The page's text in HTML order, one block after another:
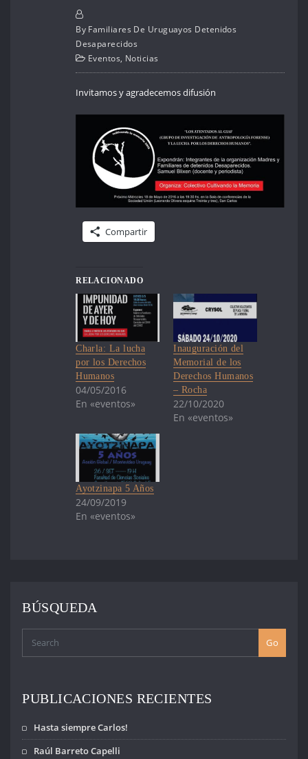
By Familiares De Uruguayos Detenidos
Desaparecidos
Eventos, Noticias
Invitamos y agradecemos difusión
Compartir
RELACIONADO
Charla: La lucha
por los Derechos
Humanos
04/05/2016
En «eventos»
Inauguración del
Memorial de los
Derechos Humanos
– Rocha
22/10/2020
En «eventos»
Ayotzinapa 5 Años
24/09/2019
En «eventos»
BÚSQUEDA
Go
PUBLICACIONES RECIENTES
Hasta siempre Carlos!
Raúl Barreto Capelli